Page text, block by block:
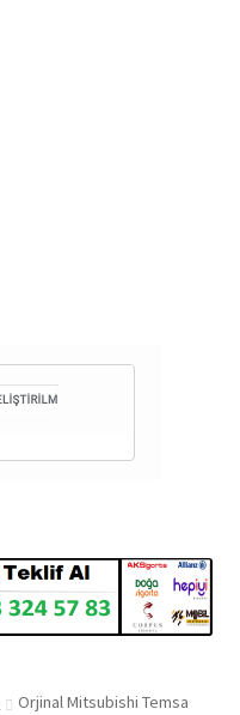
Orjinal Mitsubishi Temsa